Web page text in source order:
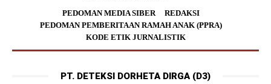
PEDOMAN MEDIA SIBER
REDAKSI
PEDOMAN PEMBERITAAN RAMAH ANAK (PPRA)
KODE ETIK JURNALISTIK
PT. DETEKSI DORHETA DIRGA (D3)